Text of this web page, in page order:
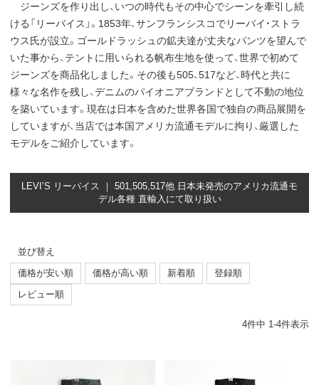
ジーンズを作り出し、いつの時代もその中心でシーンを牽引し続
ける「リーバイス」。1853年、サンフランシスコでリーバイ・ストラ
ウス氏が設立。ゴールドラッシュの鉱夫達が丈夫なパンツを望んで
いた事から、テントに用いられる帆布生地を使って、世界で初めて
ジーンズを商品化しました。その後も505、517など、時代と共に
様々な名作を残し、デニムのパイオニアブランドとして不動の地位
を築いています。現在は日本を含めた世界各国で独自の商品展開を
していますが、当店では本国アメリカ流通モデルに拘り、厳選した
モデルをご紹介しています。
LEVI’S リーバイス ｜ 501,505,517他 日本未発売のアメリカ流通モ
デル各種 直輸入にて取り扱い
並び替え
価格が安い順
価格が高い順 新着順
登録順
レビュー順
4件中 1-4件表示